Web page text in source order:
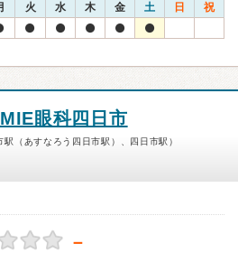
火 水 木 金 土 日 祝
眼科四日市
（あすなろう四日市駅）、四日市駅）
－